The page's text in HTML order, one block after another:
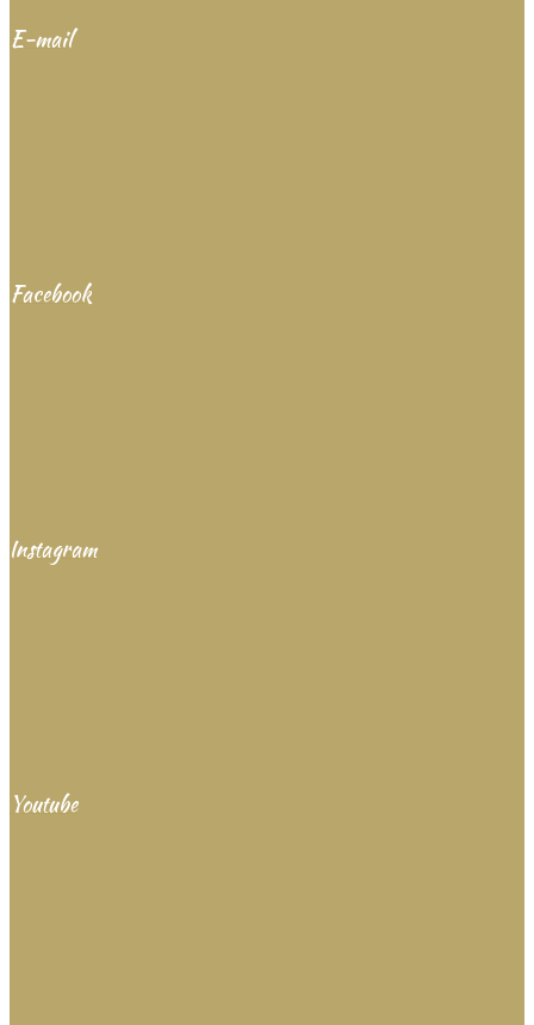
E-mail
Facebook
Instagram
Youtube